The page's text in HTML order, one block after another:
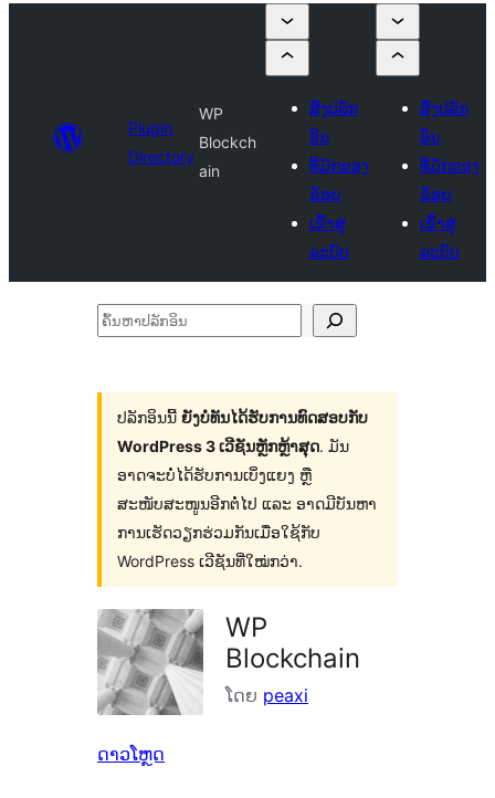
Plugin
Directory
WP
Blockch
ain
ສົ່ງປລັກ
ອິນ
ທີ່ມັກຂອງ
ຂ້ອຍ
ເຂົ້າສູ່
ລະບົບ
ສົ່ງປລັກ
ອິນ
ທີ່ມັກຂອງ
ຂ້ອຍ
ເຂົ້າສູ່
ລະບົບ
ຄົ້ນ
ລັກ
ອິນ
ປລັກອິນນີ້ ຍັງບໍ່ທັນໄດ້ຮັບການທົດສອບກັບ
WordPress 3 ເວີຊັນຫຼັກຫຼ້າສຸດ. ມັນ
ອາດຈະບໍ່ໄດ້ຮັບການເບິ່ງແຍງ ຫຼື
ສະໜັບສະໜູນອີກຕໍ່ໄປ ແລະ ອາດມີບັນຫາ
ການເຮັດວຽກຮ່ວມກັນເມື່ອໃຊ້ກັບ
WordPress ເວີຊັນທີ່ໃໝ່ກວ່າ.
WP
Blockchain
ໂດຍ peaxi
ດາວໂຫຼດ